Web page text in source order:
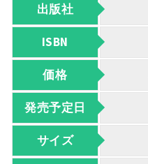
出版社
ISBN
価格
発売予定日
サイズ